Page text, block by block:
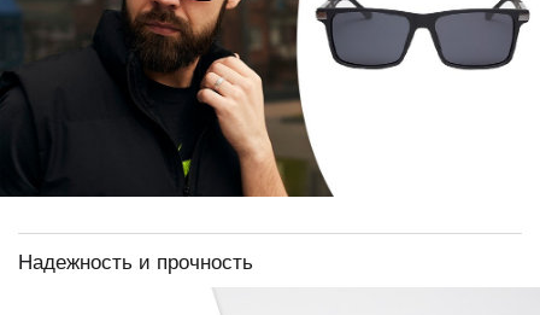
Надежность и прочность